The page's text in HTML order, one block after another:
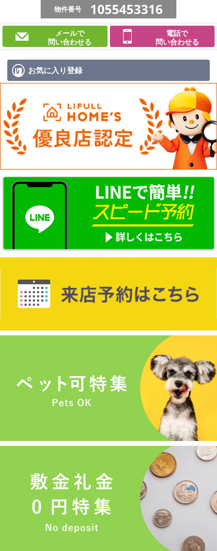
物件番号 1055453316
メールで
問い合わせる
電話で
問い合わせる
お気に入り登録